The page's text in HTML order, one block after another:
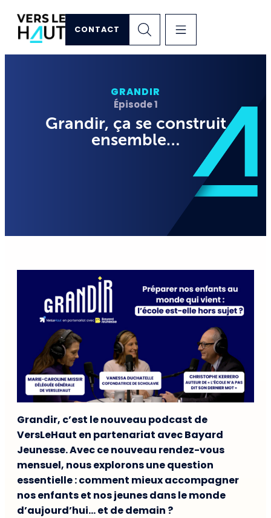
CONTACT
GRANDIR
Épisode 1
Grandir, ça se construit
ensemble…
Grandir, c’est le nouveau podcast de
VersLeHaut en partenariat avec Bayard
Jeunesse. Avec ce nouveau rendez-vous
mensuel, nous explorons une question
essentielle : comment mieux accompagner
nos enfants et nos jeunes dans le monde
d’aujourd’hui… et de demain ?